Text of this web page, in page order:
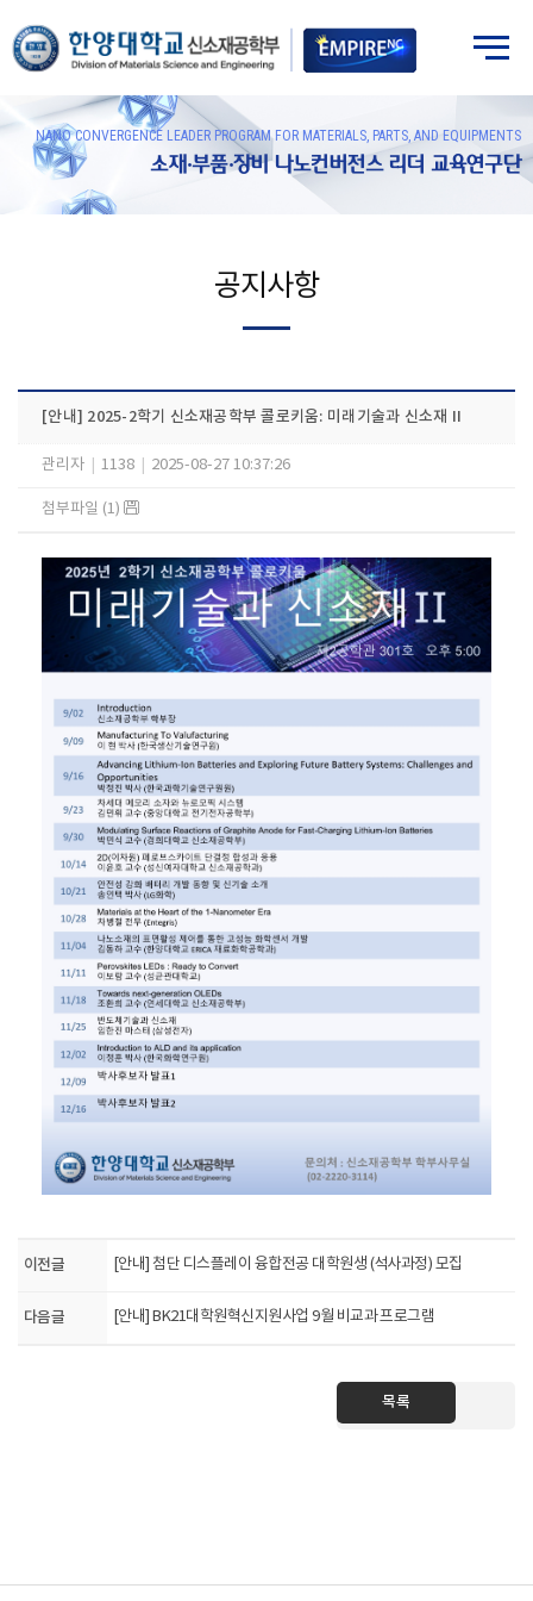
NANO CONVERGENCE LEADER PROGRAM FOR MATERIALS, PARTS, AND EQUIPMENTS
소재·부품·장비 나노컨버전스 리더 교육연구단
공지사항
[안내] 2025-2학기 신소재공학부 콜로키움: 미래기술과 신소재 II
관리자 1138 2025-08-27 10:37:26
첨부파일 (1)
이전글 [안내] 첨단 디스플레이 융합전공 대학원생 (석사과정) 모집
다음글 [안내] BK21대학원혁신지원사업 9월 비교과 프로그램
목록